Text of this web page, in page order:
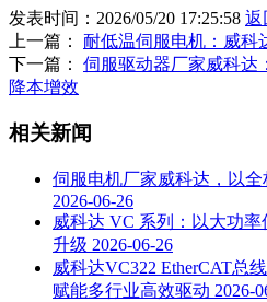
发表时间：2026/05/20 17:25:58 返
上一篇： 耐低温伺服电机：威科
下一篇： 伺服驱动器厂家威科达
降本增效
相关新闻
伺服电机厂家威科达，以
2026-06-26
威科达 VC 系列：以大功
升级 2026-06-26
威科达VC322 EtherCAT总
赋能多行业高效驱动 2026-